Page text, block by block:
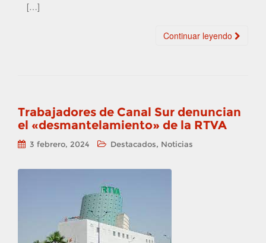
[…]
Continuar leyendo
Trabajadores de Canal Sur denuncian
el «desmantelamiento» de la RTVA
3 febrero, 2024 Destacados, Noticias